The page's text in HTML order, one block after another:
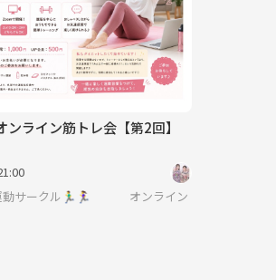
ライン筋トレ会【第2回】
サークル🏃‍♂️🏃‍♀️
オンライン